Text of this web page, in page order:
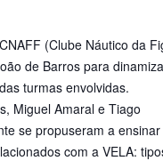
(Clube Náutico da
de Barros para
turmas envolvidas.
Miguel Amaral e Tiago
se propuseram a
com a VELA: